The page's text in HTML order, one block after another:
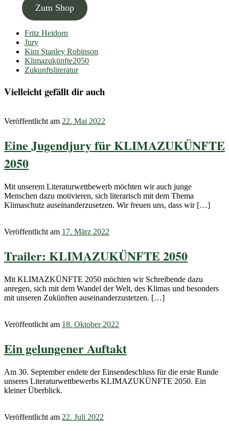
Zum Shop
Fritz Heidorn
Jury
Kim Stanley Robinson
Klimazukünfte2050
Zukunftsliteratur
Vielleicht gefällt dir auch
Veröffentlicht am 22. Mai 2022
Eine Jugendjury für KLIMAZUKÜNFTE
2050
Mit unserem Literaturwettbewerb möchten wir auch junge
Menschen dazu motivieren, sich literarisch mit dem Thema
Klimaschutz auseinanderzusetzen. Wir freuen uns, dass wir […]
Veröffentlicht am 17. März 2022
Trailer: KLIMAZUKÜNFTE 2050
Mit KLIMAZKÜNFTE 2050 möchten wir Schreibende dazu
anregen, sich mit dem Wandel der Welt, des Klimas und besonders
mit unseren Zukünften auseinanderzustetzen. […]
Veröffentlicht am 18. Oktober 2022
Ein gelungener Auftakt
Am 30. September endete der Einsendeschluss für die erste Runde
unseres Literaturwettbewerbs KLIMAZUKÜNFTE 2050. Ein
kleiner Überblick.
Veröffentlicht am 22. Juli 2022